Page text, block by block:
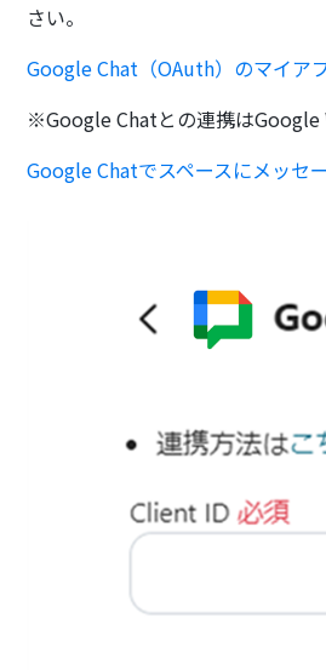
さい。
Google Chat（OAuth）のマイア
※Google Chatとの連携はGoogle
Google Chatでスペースにメッセ